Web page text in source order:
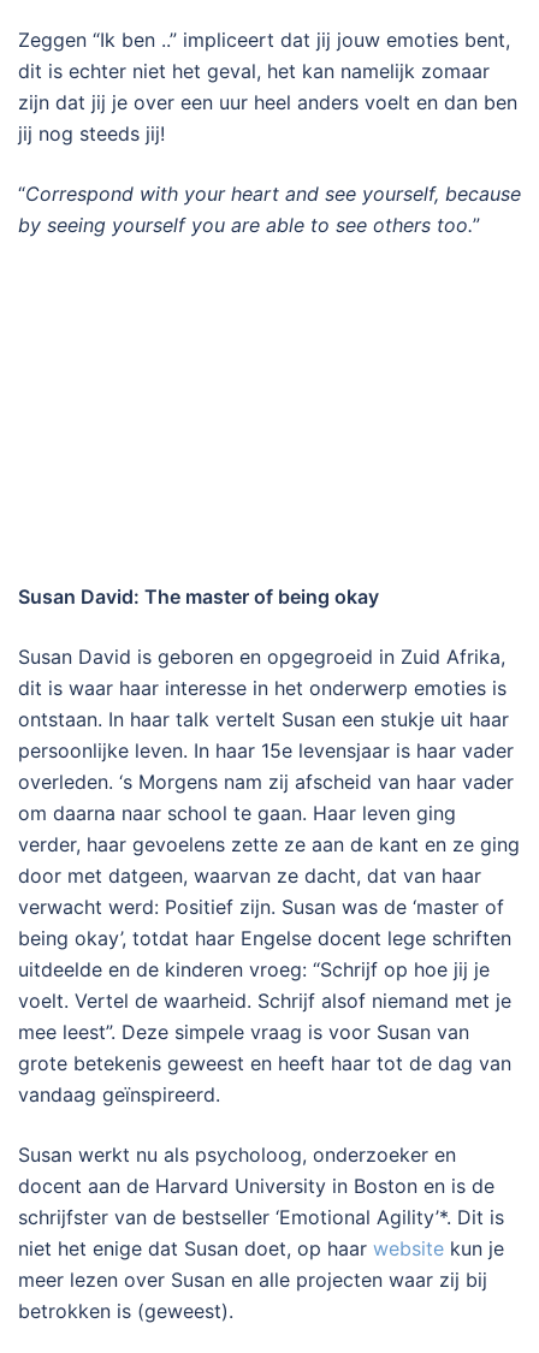
Zeggen “Ik ben ..” impliceert dat jij jouw emoties bent,
dit is echter niet het geval, het kan namelijk zomaar
zijn dat jij je over een uur heel anders voelt en dan ben
jij nog steeds jij!
“Correspond with your heart and see yourself, because
by seeing yourself you are able to see others too.”
Susan David: The master of being okay
Susan David is geboren en opgegroeid in Zuid Afrika,
dit is waar haar interesse in het onderwerp emoties is
ontstaan. In haar talk vertelt Susan een stukje uit haar
persoonlijke leven. In haar 15e levensjaar is haar vader
overleden. ‘s Morgens nam zij afscheid van haar vader
om daarna naar school te gaan. Haar leven ging
verder, haar gevoelens zette ze aan de kant en ze ging
door met datgeen, waarvan ze dacht, dat van haar
verwacht werd: Positief zijn. Susan was de ‘master of
being okay’, totdat haar Engelse docent lege schriften
uitdeelde en de kinderen vroeg: “Schrijf op hoe jij je
voelt. Vertel de waarheid. Schrijf alsof niemand met je
mee leest”. Deze simpele vraag is voor Susan van
grote betekenis geweest en heeft haar tot de dag van
vandaag geïnspireerd.
Susan werkt nu als psycholoog, onderzoeker en
docent aan de Harvard University in Boston en is de
schrijfster van de bestseller ‘Emotional Agility’*. Dit is
niet het enige dat Susan doet, op haar website kun je
meer lezen over Susan en alle projecten waar zij bij
betrokken is (geweest).